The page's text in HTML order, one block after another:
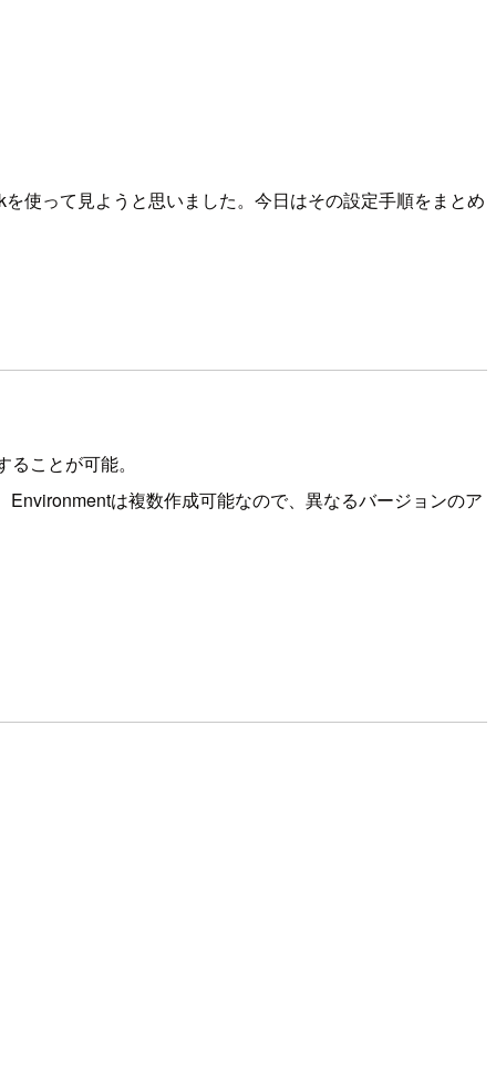
使って見ようと思いました。今日はその設定手順をまとめ
ことが可能。
は複数作成可能なので、異なるバージョンのア